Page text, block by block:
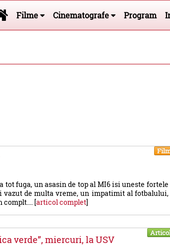
Filme Cinematografe Program
tot fuga, un asasin de top al MI6 isi uneste fortele
vazut de multa vreme, un impatimit al fotbalului,
complt.... [articol complet]
verde”, miercuri, la USV